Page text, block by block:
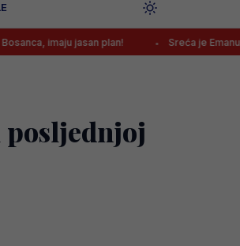
jasan plan! Sreća je Emanu Košpi
posljednjoj